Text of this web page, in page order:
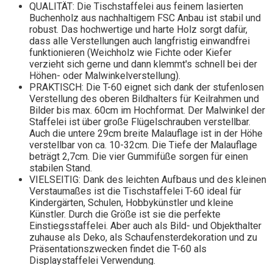
QUALITÄT: Die Tischstaffelei aus feinem lasierten
Buchenholz aus nachhaltigem FSC Anbau ist stabil und
robust. Das hochwertige und harte Holz sorgt dafür,
dass alle Verstellungen auch langfristig einwandfrei
funktionieren (Weichholz wie Fichte oder Kiefer
verzieht sich gerne und dann klemmt's schnell bei der
Höhen- oder Malwinkelverstellung).
PRAKTISCH: Die T-60 eignet sich dank der stufenlosen
Verstellung des oberen Bildhalters für Keilrahmen und
Bilder bis max. 60cm im Hochformat. Der Malwinkel der
Staffelei ist über große Flügelschrauben verstellbar.
Auch die untere 29cm breite Malauflage ist in der Höhe
verstellbar von ca. 10-32cm. Die Tiefe der Malauflage
beträgt 2,7cm. Die vier Gummifüße sorgen für einen
stabilen Stand.
VIELSEITIG: Dank des leichten Aufbaus und des kleinen
Verstaumaßes ist die Tischstaffelei T-60 ideal für
Kindergärten, Schulen, Hobbykünstler und kleine
Künstler. Durch die Größe ist sie die perfekte
Einstiegsstaffelei. Aber auch als Bild- und Objekthalter
zuhause als Deko, als Schaufensterdekoration und zu
Präsentationszwecken findet die T-60 als
Displaystaffelei Verwendung.